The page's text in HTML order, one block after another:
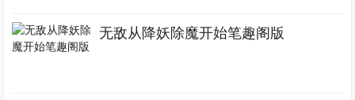
无敌从降妖除魔开始笔趣阁版